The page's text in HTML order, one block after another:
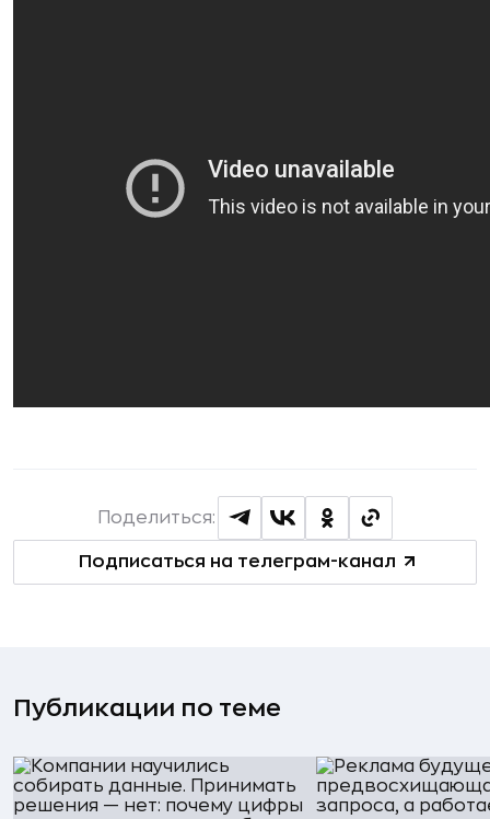
Подписаться на телеграм-канал
Поделиться:
Публикации по теме